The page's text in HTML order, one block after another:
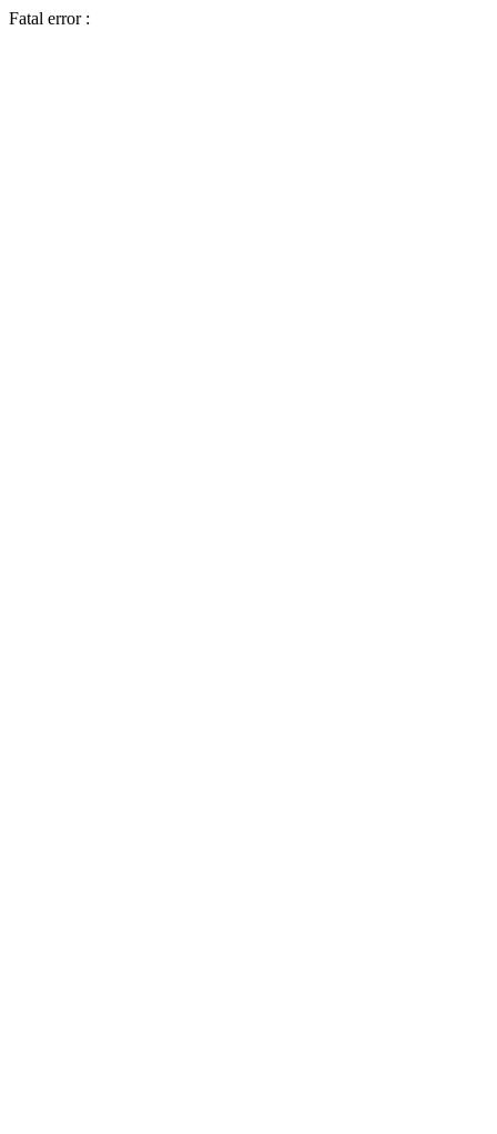
Fatal error :